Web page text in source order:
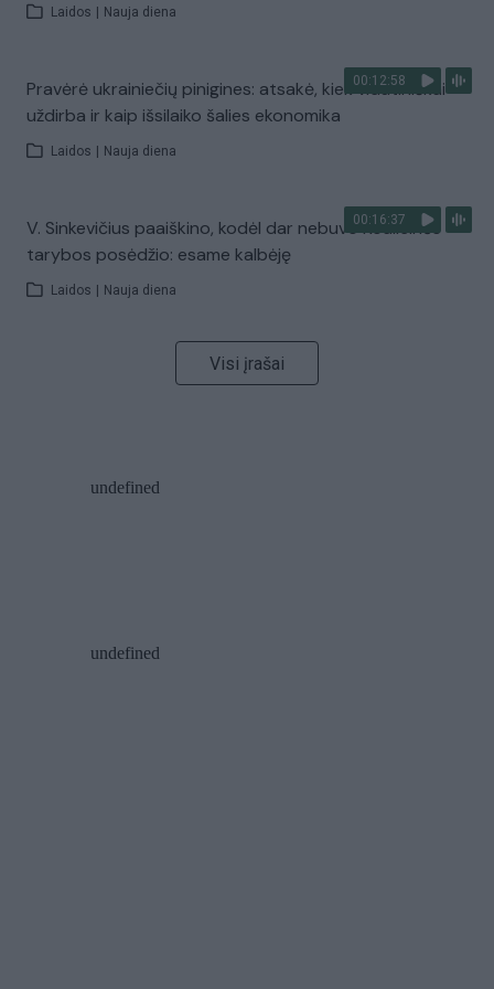
Laidos Nauja diena
00:12:58
Pravėrė ukrainiečių pinigines: atsakė, kiek vidutiniškai
uždirba ir kaip išsilaiko šalies ekonomika
Laidos Nauja diena
00:16:37
V. Sinkevičius paaiškino, kodėl dar nebuvo Koalicinės
tarybos posėdžio: esame kalbėję
Laidos Nauja diena
Visi įrašai